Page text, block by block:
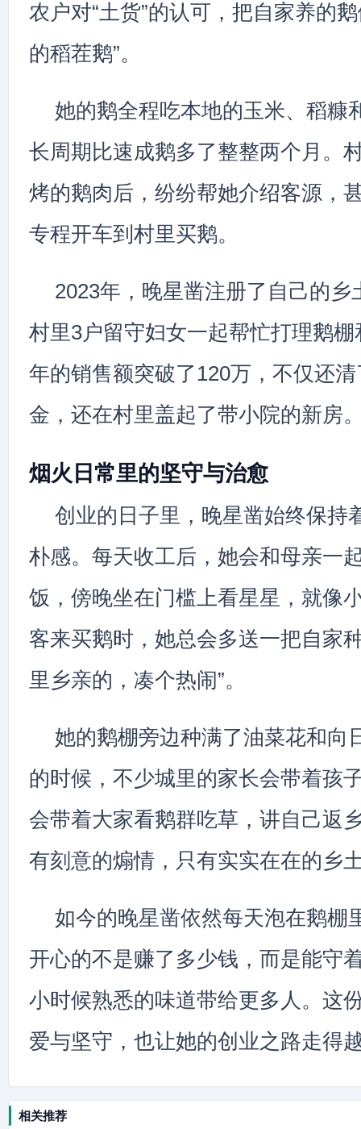
农户对“土货”的认可，把自家养的
的稻茬鹅”。
她的鹅全程吃本地的玉米、稻糠
长周期比速成鹅多了整整两个月。
烤的鹅肉后，纷纷帮她介绍客源，
专程开车到村里买鹅。
2023年，晚星凿注册了自己的乡
村里3户留守妇女一起帮忙打理鹅
年的销售额突破了120万，不仅还
金，还在村里盖起了带小院的新房
烟火日常里的坚守与治愈
创业的日子里，晚星凿始终保持
朴感。每天收工后，她会和母亲一
饭，傍晚坐在门槛上看星星，就像
客来买鹅时，她总会多送一把自家
里乡亲的，凑个热闹”。
她的鹅棚旁边种满了油菜花和向
的时候，不少城里的家长会带着孩
会带着大家看鹅群吃草，讲自己返
有刻意的煽情，只有实实在在的乡
如今的晚星凿依然每天泡在鹅棚
开心的不是赚了多少钱，而是能守
小时候熟悉的味道带给更多人。这
爱与坚守，也让她的创业之路走得
相关推荐